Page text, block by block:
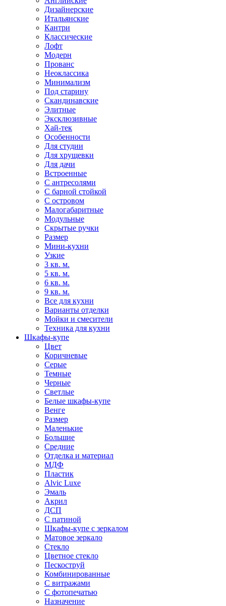
Дизайнерские
Итальянские
Кантри
Классические
Лофт
Модерн
Прованс
Неоклассика
Минимализм
Под старину
Скандинавские
Элитные
Эксклюзивные
Хай-тек
Особенности
Для студии
Для хрущевки
Для дачи
Встроенные
С антресолями
С барной стойкой
С островом
Малогабаритные
Модульные
Скрытые ручки
Размер
Мини-кухни
Узкие
3 кв. м.
5 кв. м.
6 кв. м.
9 кв. м.
Все для кухни
Варианты отделки
Мойки и смесители
Техника для кухни
Шкафы-купе
Цвет
Коричневые
Серые
Темные
Черные
Светлые
Белые шкафы-купе
Венге
Размер
Маленькие
Большие
Средние
Отделка и материал
МДФ
Пластик
Alvic Luxe
Эмаль
Акрил
ДСП
С патиной
Шкафы-купе с зеркалом
Матовое зеркало
Стекло
Цветное стекло
Пескоструй
Комбинированные
С витражами
С фотопечатью
Назначение